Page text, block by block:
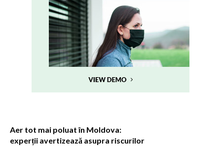
Aer tot mai poluat în Moldova:
experții avertizează asupra riscurilor